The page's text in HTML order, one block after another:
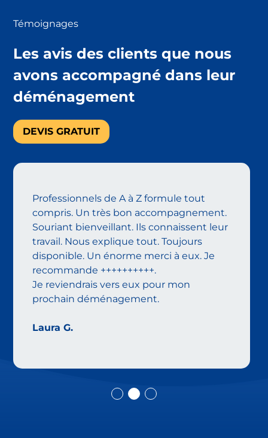
Témoignages
Les avis des clients que nous
avons accompagné dans leur
déménagement
DEVIS GRATUIT
Professionnels de A à Z formule tout
compris. Un très bon accompagnement.
Souriant bienveillant. Ils connaissent leur
travail. Nous explique tout. Toujours
disponible. Un énorme merci à eux. Je
recommande ++++++++++.
Je reviendrais vers eux pour mon
prochain déménagement.
Laura G.